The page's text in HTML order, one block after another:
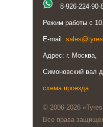
8-926-224-90-
Режим работы с
E-mail:
Адрес: г. Москва,
Симоновский вал
схема проезда
© 2006-2026
Все права